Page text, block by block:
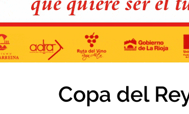
Copa del